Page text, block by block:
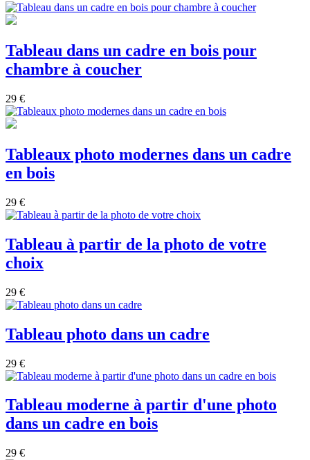
Tableau dans un cadre en bois pour
chambre à coucher
29 €
Tableaux photo modernes dans un cadre
en bois
29 €
Tableau à partir de la photo de votre
choix
29 €
Tableau photo dans un cadre
29 €
Tableau moderne à partir d'une photo
dans un cadre en bois
29 €